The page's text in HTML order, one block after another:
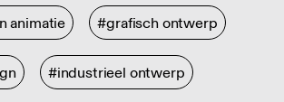
animatie #grafisch ontwerp
#industrieel ontwerp